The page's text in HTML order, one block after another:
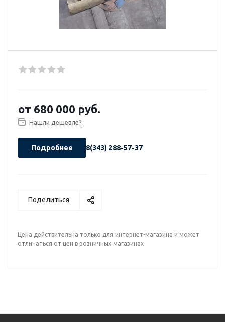
от 680 000 руб.
Нашли дешевле?
Подробнее 8(343) 288-57-37
Поделиться
Цена действительна только для интернет-магазина и может
отличаться от цен в розничных магазинах